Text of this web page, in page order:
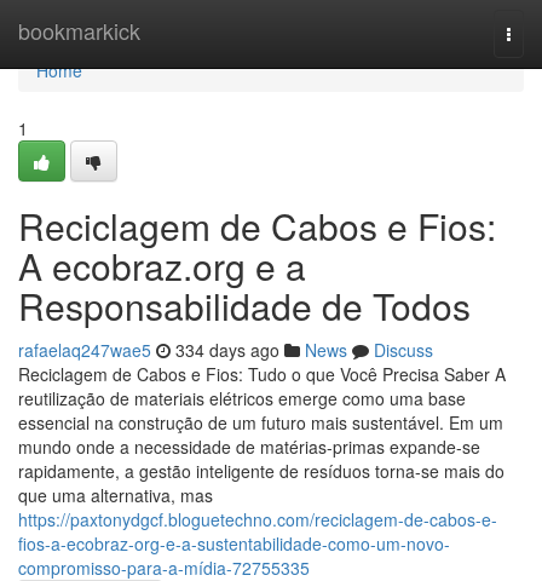
bookmarkick
Home
Home
1
Reciclagem de Cabos e Fios:
A ecobraz.org e a
Responsabilidade de Todos
rafaelaq247wae5 334 days ago News
Discuss
Reciclagem de Cabos e Fios: Tudo o que Você Precisa Saber A
reutilização de materiais elétricos emerge como uma base
essencial na construção de um futuro mais sustentável. Em um
mundo onde a necessidade de matérias-primas expande-se
rapidamente, a gestão inteligente de resíduos torna-se mais do
que uma alternativa, mas
https://paxtonydgcf.bloguetechno.com/reciclagem-de-cabos-e-
fios-a-ecobraz-org-e-a-sustentabilidade-como-um-novo-
compromisso-para-a-mídia-72755335